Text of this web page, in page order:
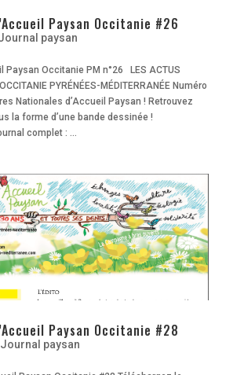
Paysan Occitanie #26
paysan
Paysan Occitanie PM n°26 LES ACTUS
PYRÉNÉES-MÉDITERRANÉE Numéro
Nationales d’Accueil Paysan ! Retrouvez
la forme d’une bande dessinée !
complet : ...
Paysan Occitanie #28
Journal paysan